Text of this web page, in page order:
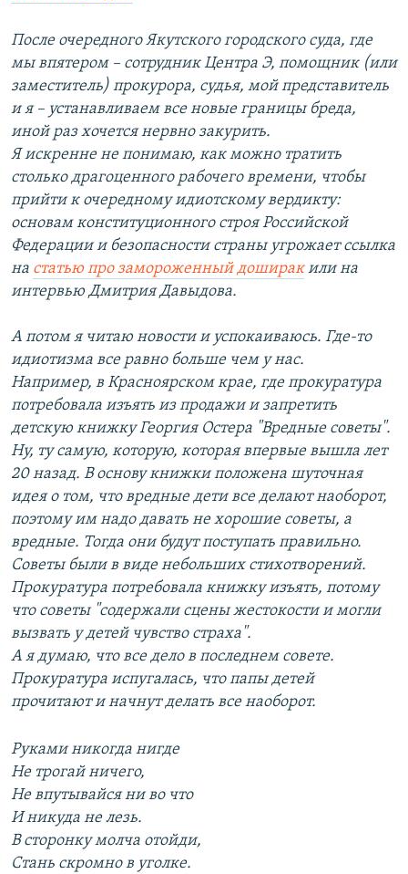
После очередного Якутского городского суда, где
мы впятером – сотрудник Центра Э, помощник (или
заместитель) прокурора, судья, мой представитель
и я – устанавливаем все новые границы бреда,
иной раз хочется нервно закурить.
Я искренне не понимаю, как можно тратить
столько драгоценного рабочего времени, чтобы
прийти к очередному идиотскому вердикту:
основам конституционного строя Российской
Федерации и безопасности страны угрожает ссылка
на статью про замороженный доширакили на
интервью Дмитрия Давыдова.
А потом я читаю новости и успокаиваюсь. Где-то
идиотизма все равно больше чем у нас.
Например, в Красноярском крае, где прокуратура
потребовала изъять из продажи и запретить
детскую книжку Георгия Остера "Вредные советы".
Ну, ту самую, которую, которая впервые вышла лет
20 назад. В основу книжки положена шуточная
идея о том, что вредные дети все делают наоборот,
поэтому им надо давать не хорошие советы, а
вредные. Тогда они будут поступать правильно.
Советы были в виде небольших стихотворений.
Прокуратура потребовала книжку изъять, потому
что советы "содержали сцены жестокости и могли
вызвать у детей чувство страха".
А я думаю, что все дело в последнем совете.
Прокуратура испугалась, что папы детей
прочитают и начнут делать все наоборот.
Руками никогда нигде
Не трогай ничего,
Не впутывайся ни во что
И никуда не лезь.
В сторонку молча отойди,
Стань скромно в уголке.